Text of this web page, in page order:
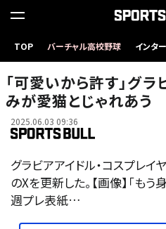
TOP バーチャル高校野球 インタ
「可愛いから許す」グ
みが愛猫とじゃれあう
2025.06.03 09:36
グラビアアイドル・コスプレ
のXを更新した。【画像】「も
週プレ表紙…